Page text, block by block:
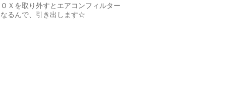
Ｘを取り外すとエアコンフィルター
るんで、引き出します☆